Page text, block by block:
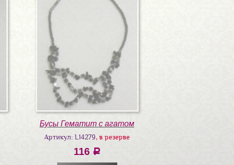
Бусы Гематит с агатом
Артикул: L14279, в резерве
116 a